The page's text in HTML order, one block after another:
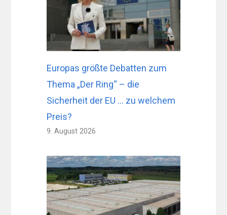
Europas größte Debatten zum
Thema „Der Ring“ – die
Sicherheit der EU … zu welchem ​​
Preis?
9. August 2026